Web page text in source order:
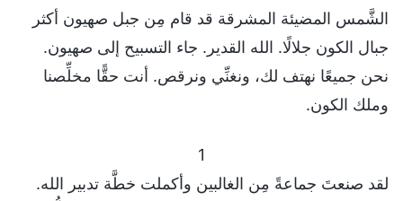
الشَّمس المضيئة المشرقة قد قام مِن جبل صهيون أكثر
جبال الكون جلالًا. الله القدير. جاء التسبيح إلى صهيون.
نحن جميعًا نهتف لك، ونغنِّي ونرقص. أنت حقًّا مخلِّصنا
وملك الكون.
1
لقد صنعتَ جماعةً مِن الغالبين وأكملت خطَّة تدبير الله.